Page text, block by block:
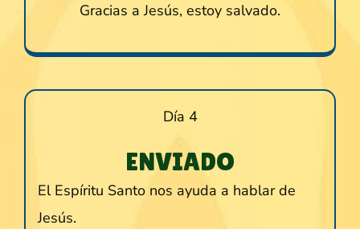
Gracias a Jesús, estoy salvado.
Día 4
ENVIADO
El Espíritu Santo nos ayuda a hablar de
Jesús.